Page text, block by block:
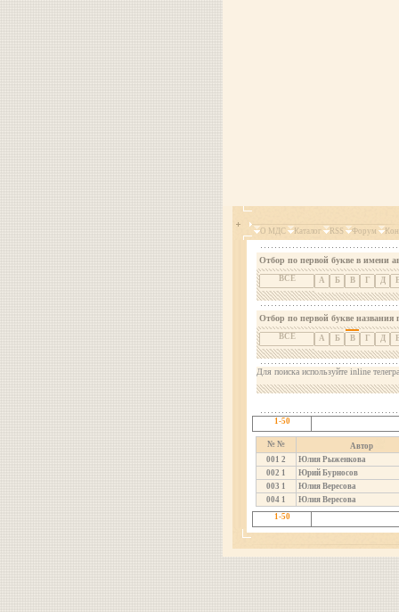
О МДС Каталог RSS Форум
Отбор по первой букве в имени
ВСЕ А Б В Г Д
Отбор по первой букве названия
ВСЕ А Б В Г Д
Для поиска используйте inline
1-50
№ №
Автор
001 2
Юлия Рыженкова
002 1
Юрий Бурносов
003 1
Юлия Вересова
004 1
Юлия Вересова
1-50